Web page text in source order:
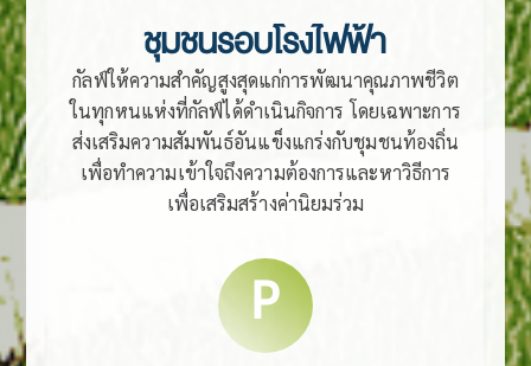
ชุมชนรอบโรงไฟฟ้า
กัลฟ์ให้ความสำคัญสูงสุดแก่การพัฒนาคุณภาพชีวิต
ในทุกหนแห่งที่กัลฟ์ได้ดำเนินกิจการ โดยเฉพาะการ
ส่งเสริมความสัมพันธ์อันแข็งแกร่งกับชุมชนท้องถิ่น
เพื่อทำความเข้าใจถึงความต้องการและหาวิธีการ
เพื่อเสริมสร้างค่านิยมร่วม
P